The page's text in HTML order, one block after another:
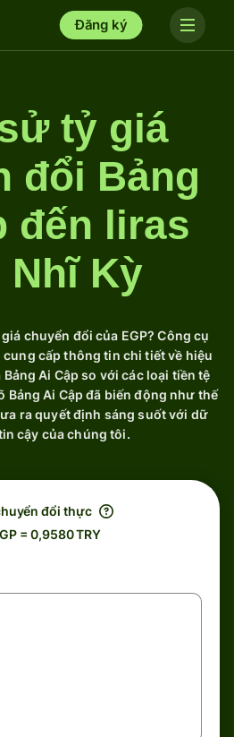
Đăng ký
tỷ giá
đổi Bảng
đến liras
Nhĩ Kỳ
chuyển đổi của EGP? Công cụ
cấp thông tin chi tiết về hiệu
Ai Cập so với các loại tiền tệ
Bảng Ai Cập đã biến động như thế
ra quyết định sáng suốt với dữ
cậy của chúng tôi.
đổi thực
= 0,9580 TRY